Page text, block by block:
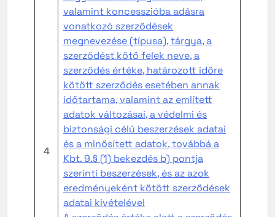
4
valamint koncesszióba adásra
vonatkozó szerződések
megnevezése (típusa), tárgya, a
szerződést kötő felek neve, a
szerződés értéke, határozott időre
kötött szerződés esetében annak
időtartama, valamint az említett
adatok változásai, a védelmi és
biztonsági célú beszerzések adatai
és a minősített adatok, továbbá a
Kbt. 9.§ (1) bekezdés b) pontja
szerinti beszerzések, és az azok
eredményeként kötött szerződések
adatai kivételével